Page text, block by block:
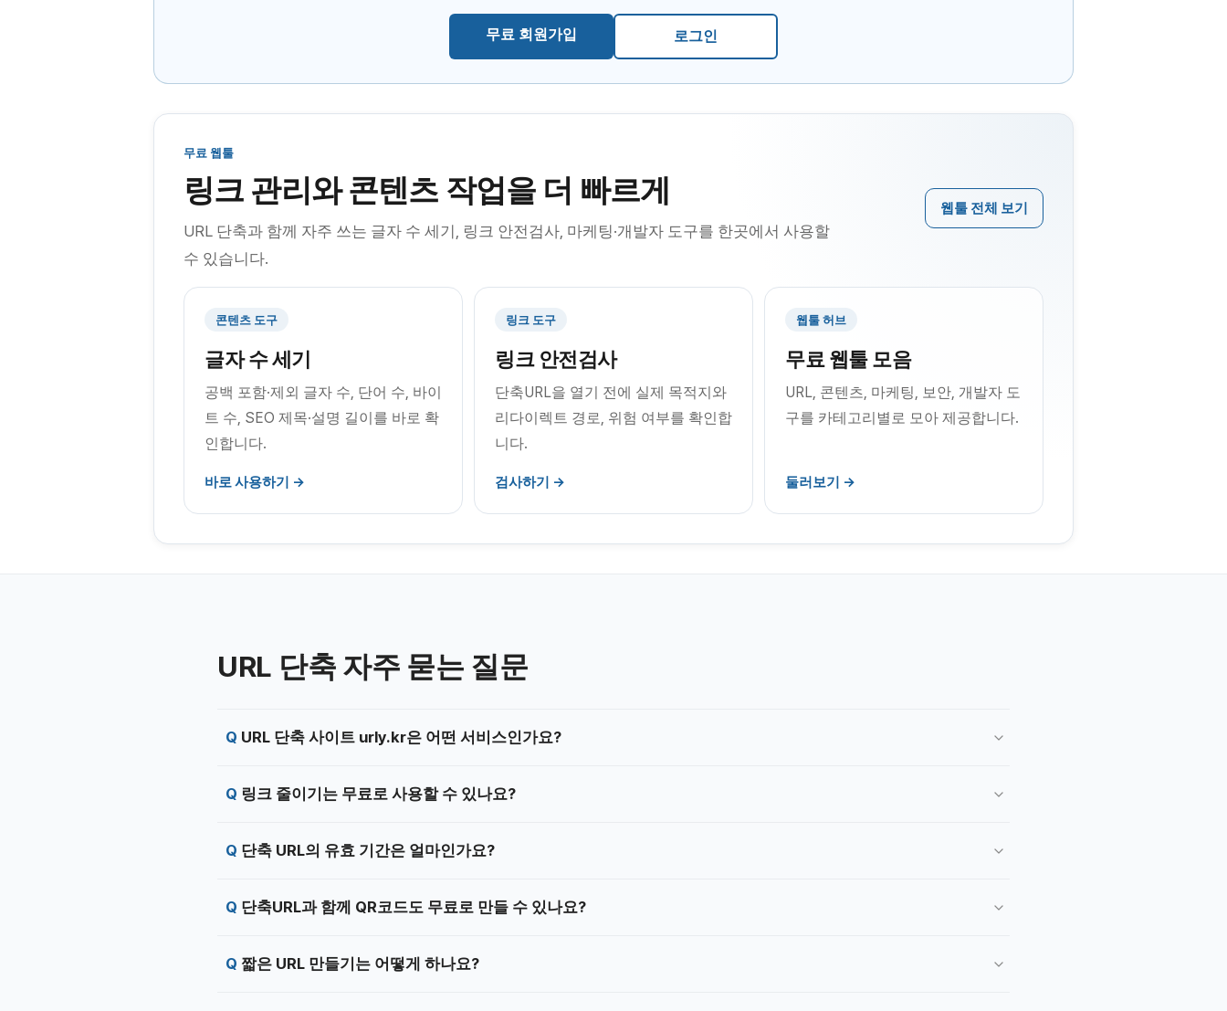
무료 회원가입 로그인
무료 웹툴
링크 관리와 콘텐츠 작업을 더 빠르게
URL 단축과 함께 자주 쓰는 글자 수 세기, 링크 안전검사, 마케팅·개발자 도구를 한곳에서 사용할
수 있습니다.
웹툴 전체 보기
콘텐츠 도구
글자 수 세기
공백 포함·제외 글자 수, 단어 수, 바이
트 수, SEO 제목·설명 길이를 바로 확
인합니다.
바로 사용하기 →
링크 도구
링크 안전검사
단축URL을 열기 전에 실제 목적지와
리다이렉트 경로, 위험 여부를 확인합
니다.
검사하기 →
웹툴 허브
무료 웹툴 모음
URL, 콘텐츠, 마케팅, 보안, 개발자 도
구를 카테고리별로 모아 제공합니다.
둘러보기 →
URL 단축 자주 묻는 질문
URL 단축 사이트 urly.kr은 어떤 서비스인가요?
링크 줄이기는 무료로 사용할 수 있나요?
단축 URL의 유효 기간은 얼마인가요?
단축URL과 함께 QR코드도 무료로 만들 수 있나요?
짧은 URL 만들기는 어떻게 하나요?